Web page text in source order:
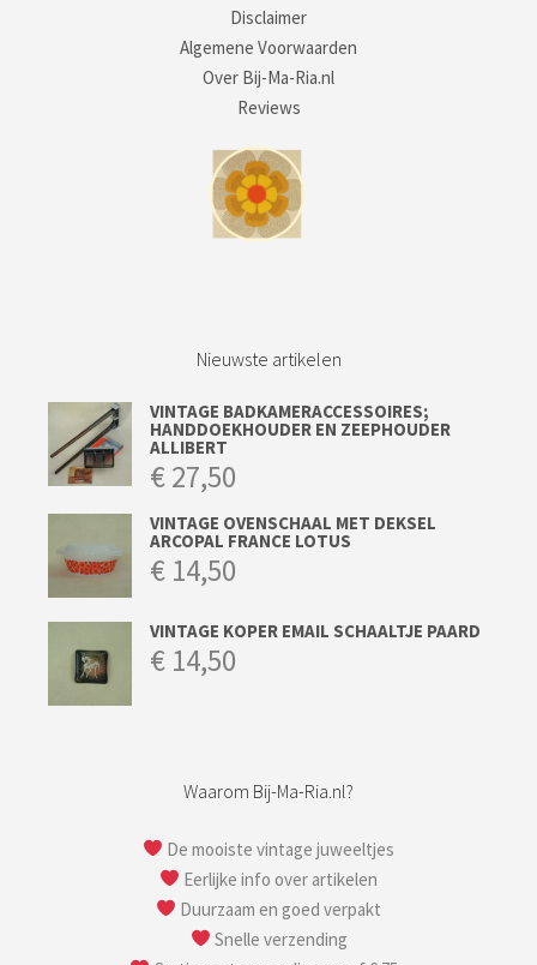
Disclaimer
Algemene Voorwaarden
Over Bij-Ma-Ria.nl
Reviews
Nieuwste artikelen
VINTAGE BADKAMERACCESSOIRES;
HANDDOEKHOUDER EN ZEEPHOUDER
ALLIBERT
€27,50
VINTAGE OVENSCHAAL MET DEKSEL
ARCOPAL FRANCE LOTUS
€ 14,50
VINTAGE KOPER EMAIL SCHAALTJE PAARD
€ 14,50
Waarom Bij-Ma-Ria.nl?
De mooiste vintage juweeltjes
Eerlijke info over artikelen
Duurzaam en goed verpakt
Snelle verzending